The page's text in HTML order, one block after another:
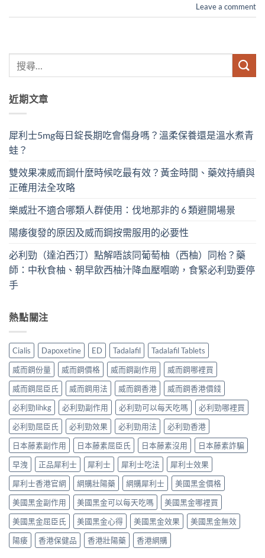
Leave a comment
近期文章
犀利士5mg每日錠長期吃會傷身嗎？溫柔保養還是溫水煮青
蛙？
雙效果凍威而鋼什麼時候吃最有效？黃金時間、藥效持續與
正確用法全攻略
樂威壯不適合哪類人群使用：伐地那非的 6 類避開場景
陽痿復發的原因及威而鋼按需服用的必要性
必利勁（達泊西汀）點解唔該同葡萄柚（西柚）同枱？藥
師：中秋食柚、朝早飲西柚汁降血壓嗰啲，食緊必利勁要停
手
熱點關注
Cialis Dapoxetine ED Tadalafil
Tadalafil Tablets
威而鋼份量
威而鋼價格 威而鋼副作用
威而鋼哪裡買
威而鋼屈臣氏
威而鋼用法 威而鋼香港
威而鋼香港價錢
必利勁lihkg
必利勁副作用 必利勁可以每天吃嗎
必利勁哪裡買
必利勁屈臣氏
必利勁效果 必利勁用法
必利勁香港
日本藤素副作用
日本藤素屈臣氏 日本藤素沒用
日本藤素詐騙
早洩
正品犀利士 犀利士 犀利士吃法
犀利士效果
犀利士香港官網
網購壯陽藥 網購犀利士
美國黑金價格
美國黑金副作用
美國黑金可以每天吃嗎
美國黑金哪裡買
美國黑金屈臣氏
美國黑金心得 美國黑金效果
美國黑金無效
陽痿
香港保健品 香港壯陽藥 香港網購